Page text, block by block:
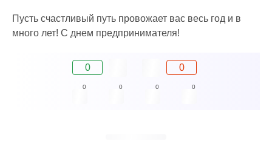
Пусть счастливый путь провожает вас весь год и в
много лет! С днем предпринимателя!
0 0
0 0 0 0